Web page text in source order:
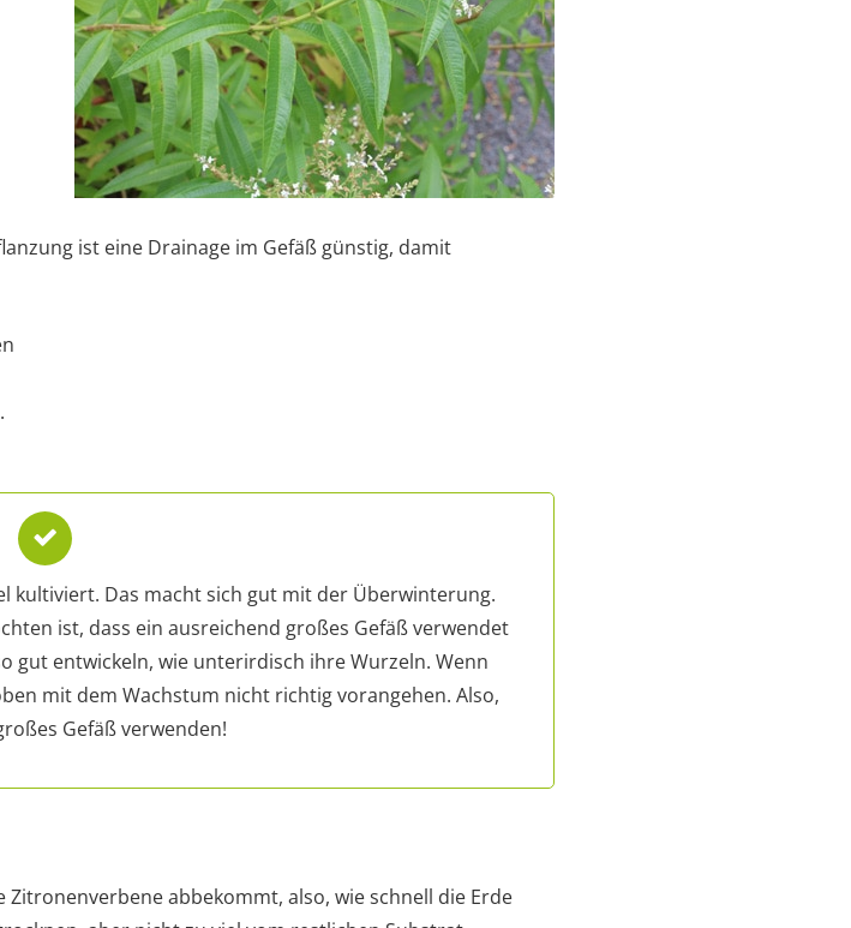
ist eine Drainage im Gefäß günstig, damit
kultiviert. Das macht sich gut mit der Überwinterung.
ist, dass ein ausreichend großes Gefäß verwendet
gut entwickeln, wie unterirdisch ihre Wurzeln. Wenn
mit dem Wachstum nicht richtig vorangehen. Also,
Gefäß verwenden!
abbekommt, also, wie schnell die Erde